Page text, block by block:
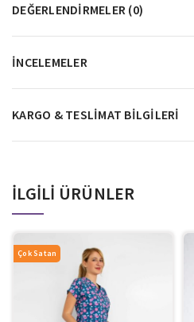
DEĞERLENDIRMELER (0)
İNCELEMELER
KARGO & TESLIMAT BILGILERI
İLGILI ÜRÜNLER
Çok Satan